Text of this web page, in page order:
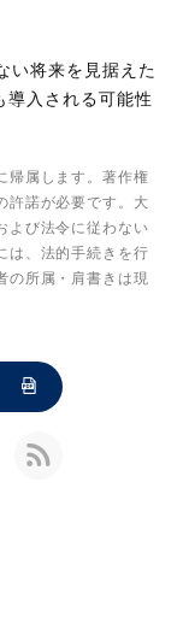
い将来を見据えた
導入される可能性
帰属します。著作権
許諾が必要です。大
よび法令に従わない
は、法的手続きを行
の所属・肩書きは現